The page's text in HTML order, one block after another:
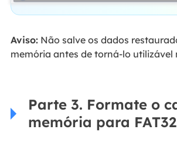
Aviso:Não salve os dados
memória antes de torná-lo utilizável
Parte 3. Formate o
memória para FAT32